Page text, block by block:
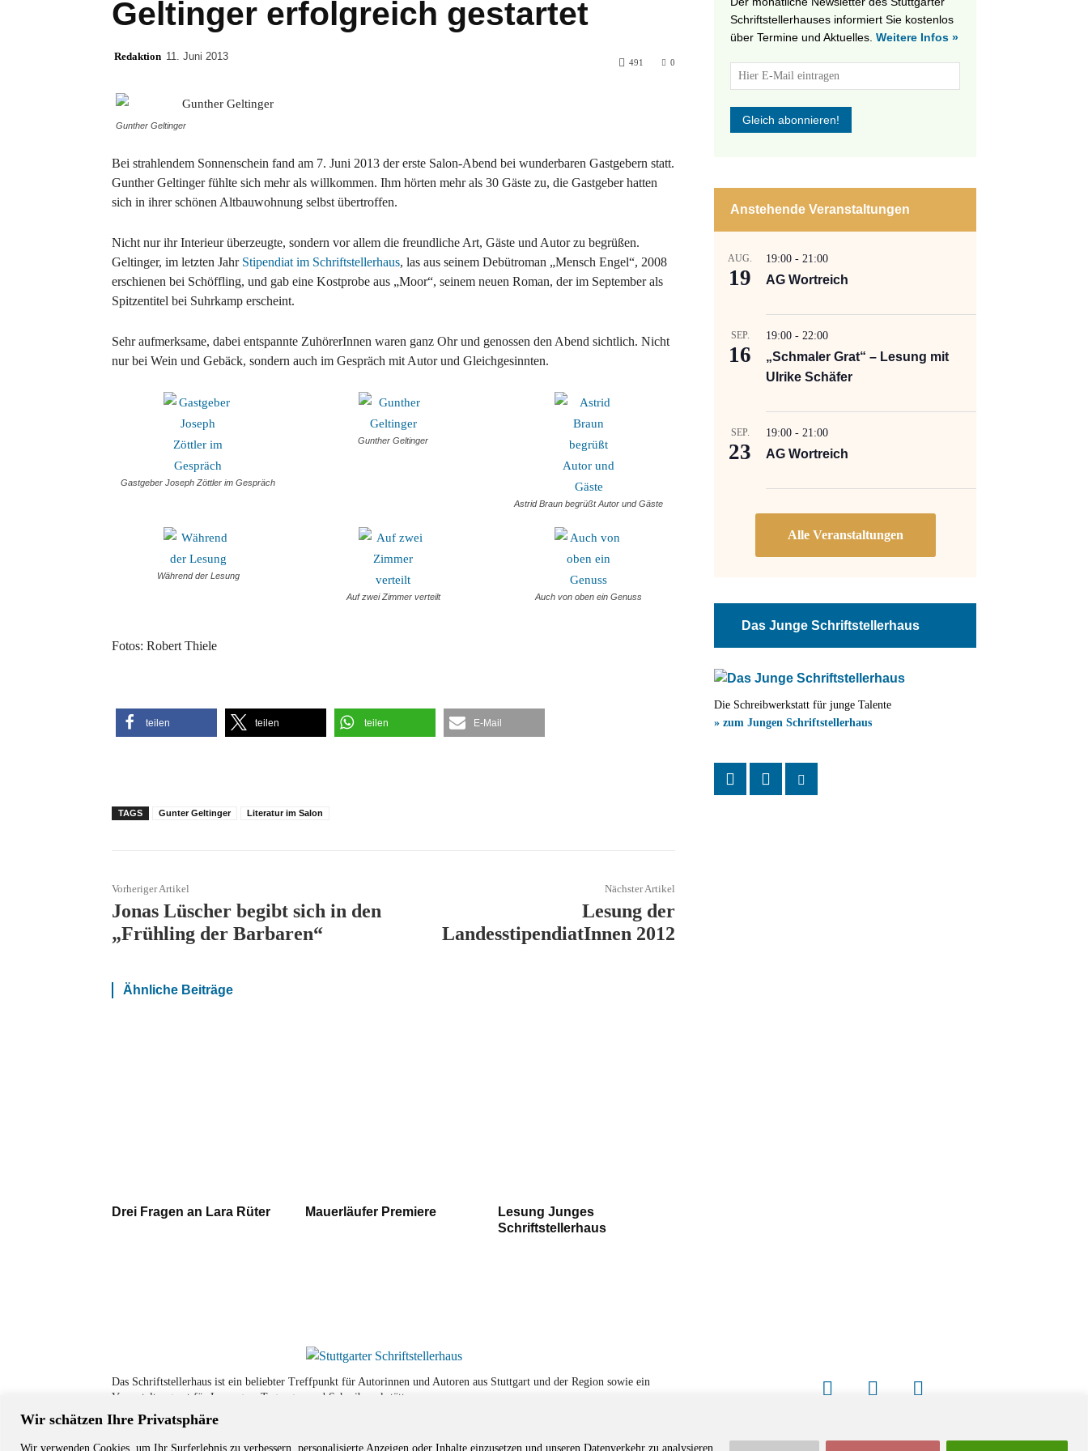
Wir schätzen Ihre Privatsphäre
Wir verwenden Cookies, um Ihr Surferlebnis zu verbessern, personalisierte Anzeigen oder Inhalte einzusetzen und unseren Datenverkehr zu analysieren.
Geltinger erfolgreich gestartet
Redaktion 11. Juni 2013
0
491
Gunther Geltinger
Bei strahlendem Sonnenschein fand am 7. Juni 2013 der erste Salon-Abend bei wunderbaren Gastgebern statt.
Gunther Geltinger fühlte sich mehr als willkommen. Ihm hörten mehr als 30 Gäste zu, die Gastgeber hatten
sich in ihrer schönen Altbauwohnung selbst übertroffen.
Nicht nur ihr Interieur überzeugte, sondern vor allem die freundliche Art, Gäste und Autor zu begrüßen.
Geltinger, im letzten Jahr Stipendiat im Schriftstellerhaus, las aus seinem Debütroman „Mensch Engel“, 2008
erschienen bei Schöffling, und gab eine Kostprobe aus „Moor“, seinem neuen Roman, der im September als
Spitzentitel bei Suhrkamp erscheint.
Sehr aufmerksame, dabei entspannte ZuhörerInnen waren ganz Ohr und genossen den Abend sichtlich. Nicht
nur bei Wein und Gebäck, sondern auch im Gespräch mit Autor und Gleichgesinnten.
Gastgeber Joseph Zöttler im Gespräch
Gunther Geltinger
Astrid Braun begrüßt Autor und Gäste
Während der Lesung
Auf zwei Zimmer verteilt Auch von oben ein Genuss
Fotos: Robert Thiele
teilen teilen teilen E-Mail
TAGS Gunter Geltinger Literatur im Salon
Vorheriger Artikel
Jonas Lüscher begibt sich in den
„Frühling der Barbaren“
Nächster Artikel
Lesung der
LandesstipendiatInnen 2012
Ähnliche Beiträge
Drei Fragen an Lara Rüter Mauerläufer Premiere
Lesung Junges
Schriftstellerhaus
Schriftstellerhauses informiert Sie kostenlos
über Termine und Aktuelles. Weitere Infos »
Anstehende Veranstaltungen
AUG.
19
19:00 - 21:00
AG Wortreich
SEP.
16
19:00 - 22:00
„Schmaler Grat“ – Lesung mit
Ulrike Schäfer
SEP.
23
19:00 - 21:00
AG Wortreich
Das Junge Schriftstellerhaus
Die Schreibwerkstatt für junge Talente
» zum Jungen Schriftstellerhaus
Das Schriftstellerhaus ist ein beliebter Treffpunkt für Autorinnen und Autoren aus Stuttgart und der Region sowie ein
Veranstaltungsort für Lesungen, Tagungen und Schreibwerkstätten.